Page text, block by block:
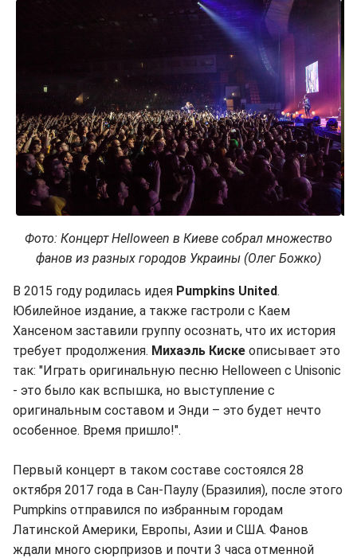
Фото: Концерт Helloween в Киеве собрал множество
фанов из разных городов Украины (Олег Божко)
В 2015 году родилась идея Pumpkins United.
Юбилейное издание, а также гастроли с Каем
Хансеном заставили группу осознать, что их история
требует продолжения. Михаэль Киске описывает это
так: "Играть оригинальную песню Helloween с Unisonic
- это было как вспышка, но выступление с
оригинальным составом и Энди – это будет нечто
особенное. Время пришло!".
Первый концерт в таком составе состоялся 28
октября 2017 года в Сан-Паулу (Бразилия), после этого
Pumpkins отправился по избранным городам
Латинской Америки, Европы, Азии и США. Фанов
ждали много сюрпризов и почти 3 часа отменной